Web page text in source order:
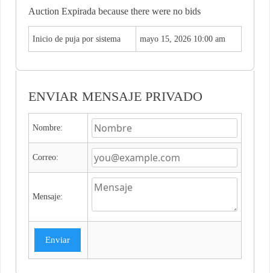
Auction Expirada because there were no bids
Inicio de puja por sistema mayo 15, 2026 10:00 am
ENVIAR MENSAJE PRIVADO
Nombre:
Correo:
Mensaje:
Enviar